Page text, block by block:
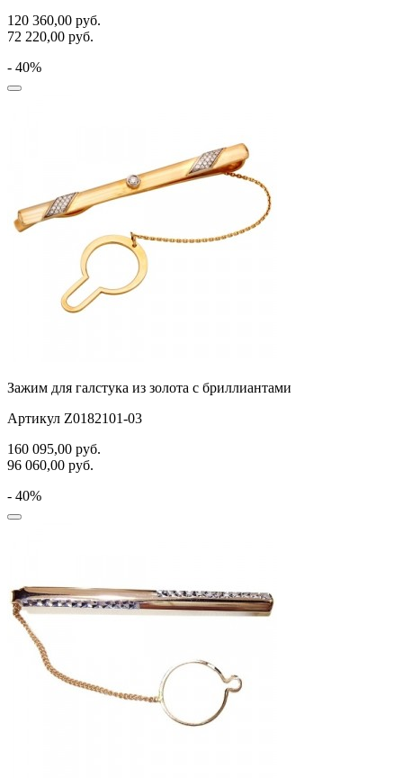
120 360,00 руб.
72 220,00 руб.
- 40%
Зажим для галстука из золота с бриллиантами
Артикул Z0182101-03
160 095,00 руб.
96 060,00 руб.
- 40%